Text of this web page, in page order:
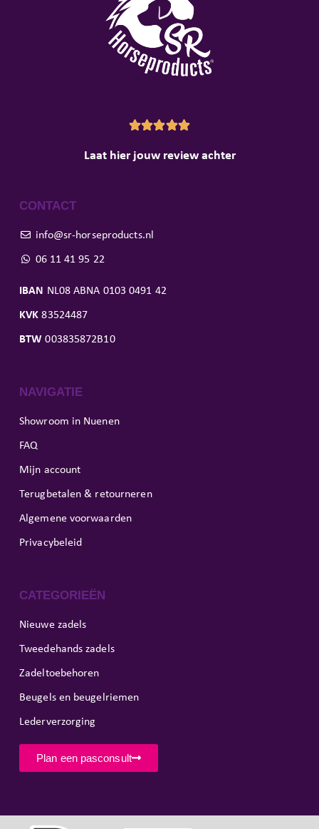

Laat hier jouw review achter
CONTACT
info@sr-horseproducts.nl
06 11 41 95 22
IBAN NL08 ABNA 0103 0491 42
KVK 83524487
BTW 003835872B10
NAVIGATIE
Showroom in Nuenen
FAQ
Mijn account
Terugbetalen & retourneren
Algemene voorwaarden
Privacybeleid
CATEGORIEËN
Nieuwe zadels
Tweedehands zadels
Zadeltoebehoren
Beugels en beugelriemen
Lederverzorging
Plan een pasconsult